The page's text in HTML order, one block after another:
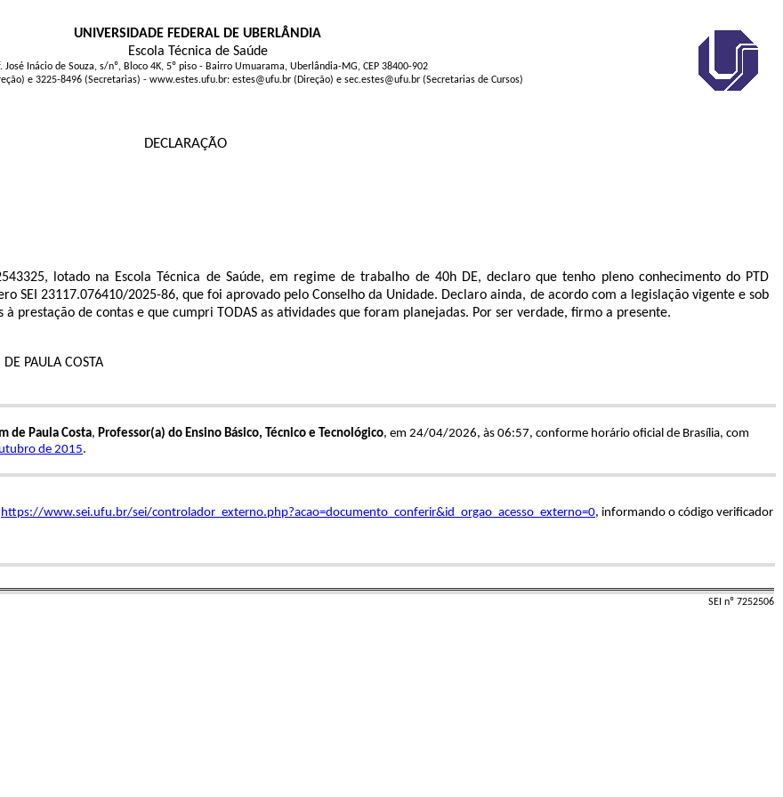
UNIVERSIDADE FEDERAL DE UBERLÂNDIA
Escola Técnica de Saúde
José Inácio de Souza, s/nº, Bloco 4K, 5º piso - Bairro Umuarama, Uberlândia-MG, CEP 38400-902
e 3225-8496 (Secretarias) - www.estes.ufu.br: estes@ufu.br (Direção) e sec.estes@ufu.br (Secretarias de Cursos)
DECLARAÇÃO
2543325, lotado na Escola Técnica de Saúde, em regime de trabalho de 40h DE, declaro que tenho pleno conhecimento do PTD
SEI 23117.076410/2025-86, que foi aprovado pelo Conselho da Unidade. Declaro ainda, de acordo com a legislação vigente e sob
prestação de contas e que cumpri TODAS as atividades que foram planejadas. Por ser verdade, firmo a presente.
COSTA
de Paula Costa, Professor(a) do Ensino Básico, Técnico e Tecnológico, em 24/04/2026, às 06:57, conforme horário oficial de Brasília, com
de 2015.
https://www.sei.ufu.br/sei/controlador_externo.php?acao=documento_conferir&id_orgao_acesso_externo=0, informando o código verificador
SEI nº 7252506